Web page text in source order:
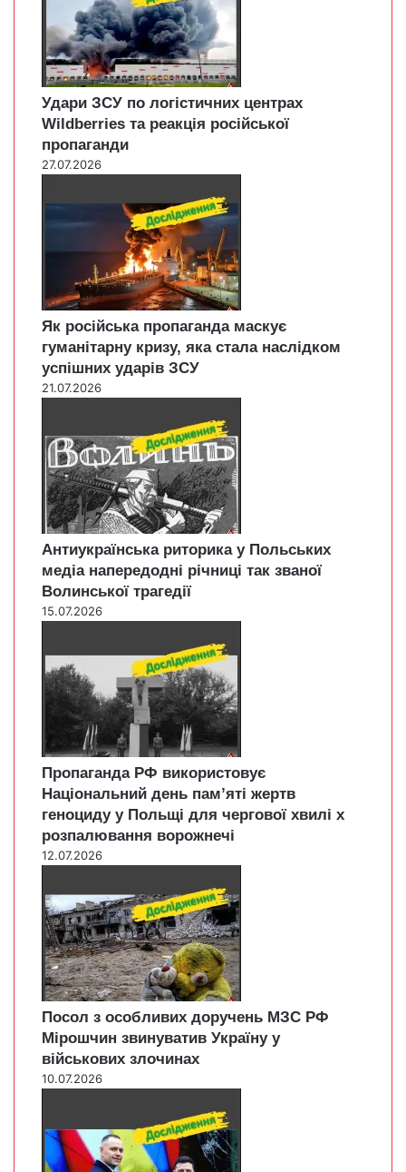
Удари ЗСУ по логістичних центрах
Wildberries та реакція російської
пропаганди
27.07.2026
Як російська пропаганда маскує
гуманітарну кризу, яка стала наслідком
успішних ударів ЗСУ
21.07.2026
Антиукраїнська риторика у Польських
медіа напередодні річниці так званої
Волинської трагедії
15.07.2026
Пропаганда РФ використовує
Національний день пам’яті жертв
геноциду у Польщі для чергової хвилі х
розпалювання ворожнечі
12.07.2026
Посол з особливих доручень МЗС РФ
Мірошчин звинуватив Україну у
військових злочинах
10.07.2026